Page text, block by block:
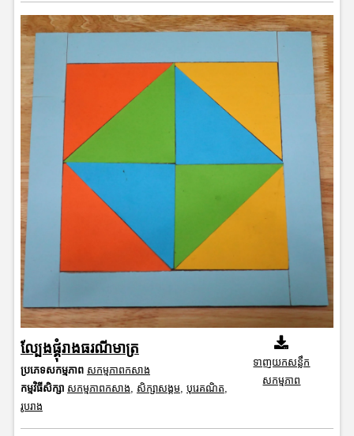
ល្បែងផ្គុំរាងធរណីមាត្រ
ប្រភេទសកម្មភាព សកម្មភាពកសាង
កម្មវិធីសិក្សា សកម្មភាពកសាង, សិក្សាសង្គម, បុរេគណិត,
រូបរាង
ទាញយកសន្លឹក
សកម្មភាព